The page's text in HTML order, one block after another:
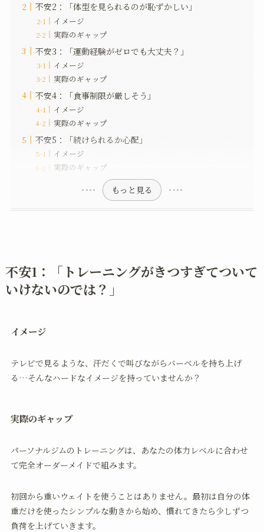
不安2：「体型を見られるのが恥ずかしい」
イメージ
実際のギャップ
不安3：「運動経験がゼロでも大丈夫？」
イメージ
実際のギャップ
不安4：「食事制限が厳しそう」
イメージ
実際のギャップ
不安5：「続けられるか心配」
イメージ
実際のギャップ
もっと見る
不安1：「トレーニングがきつすぎてついて
いけないのでは？」
イメージ
テレビで見るような、汗だくで叫びながらバーベルを持ち上げ
る…そんなハードなイメージを持っていませんか？
実際のギャップ
パーソナルジムのトレーニングは、あなたの体力レベルに合わせ
て完全オーダーメイドで組みます。
初回から重いウェイトを使うことはありません。最初は自分の体
重だけを使ったシンプルな動きから始め、慣れてきたら少しずつ
負荷を上げていきます。